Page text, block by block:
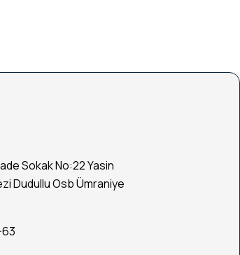
Sokak No:22 Yasin
Dudullu Osb Ümraniye
63